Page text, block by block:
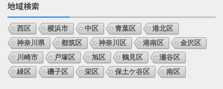
地域検索
西区 横浜市 中区 青葉区
港北区
神奈川県
都筑区 神奈川区 港南区
金沢区
川崎市
戸塚区 旭区 鶴見区
瀬谷区
緑区
磯子区 栄区 保土ケ谷区 南区